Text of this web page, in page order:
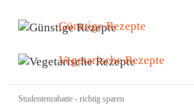
Günstige Rezepte
Vegetarische Rezepte
Studentenrabatte - richtig sparen